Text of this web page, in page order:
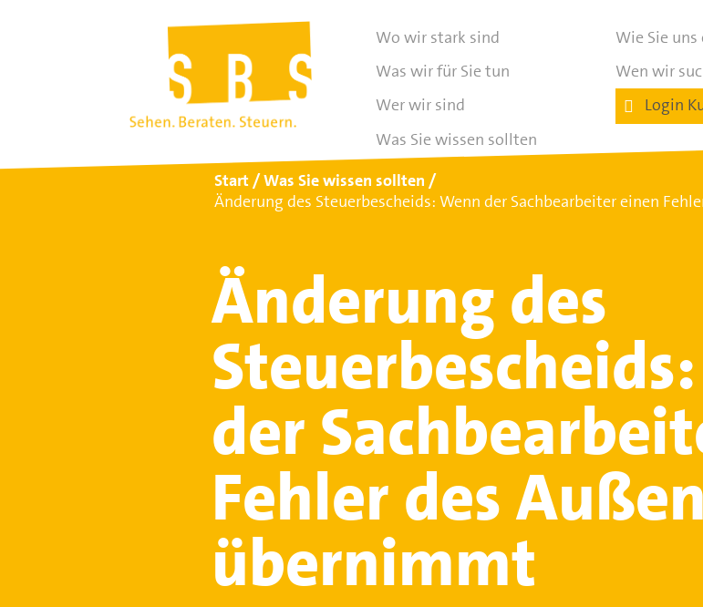
Wo wir stark sind
Was wir für Sie tun
Wer wir sind
Was Sie wissen sollten
Wie Sie
Wen wir
Login
Start
Was Sie wissen sollten
Änderung des Steuerbescheids: Wenn der Sachbearbeiter einen
Änderung des
der
Fehler des
übernimmt